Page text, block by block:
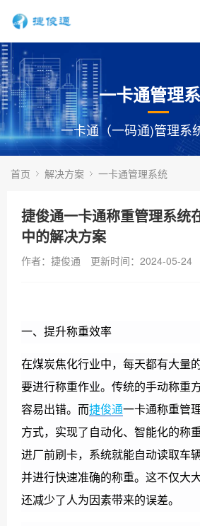
一卡通管理
一卡通（一码通)管理系
首页 解决方案 一卡通管理系统
捷俊通一卡通称重管理系统
中的解决方案
作者：捷俊通 更新时间：2024-05-24
一、提升称重效率
在煤炭焦化行业中，每天都有大量
要进行称重作业。传统的手动称重
容易出错。而捷俊通一卡通称重管
方式，实现了自动化、智能化的称
进厂前刷卡，系统就能自动读取车
并进行快速准确的称重。这不仅大
还减少了人为因素带来的误差。